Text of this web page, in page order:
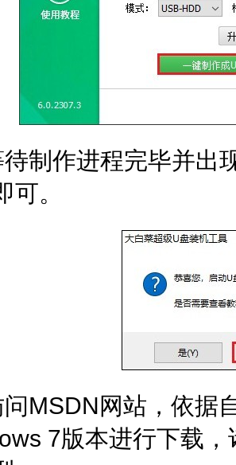
制作进程完毕并出
可。
MSDN网站，依据
7版本进行下载